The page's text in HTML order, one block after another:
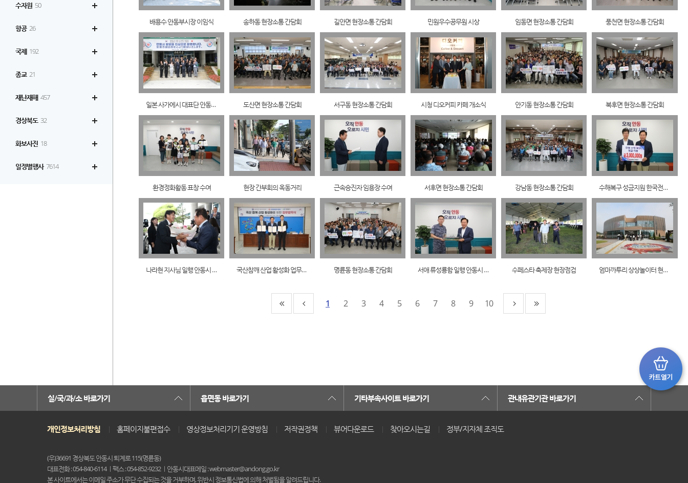
수자원 50
항공 26
국제 192
종교 21
재난재해 457
경상북도 32
화보사진 18
일정별행사 7614
배용수 안동부시장 이임식 송하동 현장소통 간담회 길안면 현장소통 간담회 민원우수공무원 시상 임동면 현장소통 간담회 풍천면 현장소통 간담회
일본 사가에시 대표단 안동시 방문 도산면 현장소통 간담회 서구동 현장소통 간담회 시청 디오커피 카페 개소식 안기동 현장소통 간담회 북후면 현장소통 간담회
환경정화활동 표창 수여 현장 간부회의 옥동거리 근속승진자 임용장 수여 서후면 현장소통 간담회 강남동 현장소통 간담회 수해복구 성금지원 한국전력경북본부
나라현 지사님 일행 안동시 방문 국산참깨 산업 활성화 업무협약식 명륜동 현장소통 간담회 서애 류성룡함 일행 안동시 방문 수페스타 축제장 현장점검 엄마까투리 상상놀이터 현장간부회의
1 2 3 4 5 6 7 8 9 10
실/국/과/소 바로가기 읍면동 바로가기 기타부속사이트 바로가기 관내유관기관 바로가기
개인정보처리방침 홈페이지불편접수 영상정보처리기기 운영방침 저작권정책 뷰어다운로드 찾아오시는길 정부/지자체 조직도
(우)36691 경상북도 안동시 퇴계로 115(명륜동)
대표전화 : 054-840-6114
팩스 : 054-852-9232
안동시대표메일 : webmaster@andong.go.kr
본 사이트에서는 이메일 주소가 무단 수집되는 것을 거부하며, 위반시 정보통신법에 의해 처벌됨을 알려드립니다.